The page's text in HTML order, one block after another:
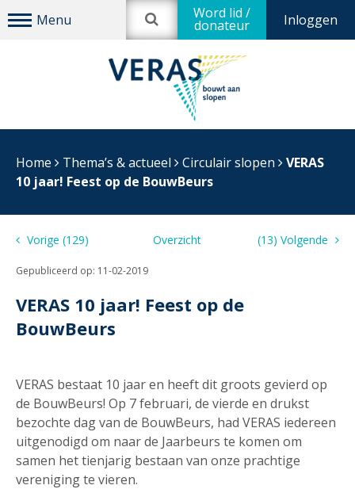
Inloggen
Word lid /
donateur
Home Thema’s & actueel Circulair slopen
VERAS
10 jaar! Feest op de BouwBeurs
Vorige (129) Overzicht (13) Volgende
Gepubliceerd op: 11-02-2019
VERAS 10 jaar! Feest op de
BouwBeurs
VERAS bestaat 10 jaar en heeft dit groots gevierd op
de BouwBeurs! Op 7 februari, de vierde en drukst
bezochte dag van de BouwBeurs, had VERAS iedereen
uitgenodigd om naar de Jaarbeurs te komen om
samen het tienjarig bestaan van onze prachtige
vereniging te vieren.